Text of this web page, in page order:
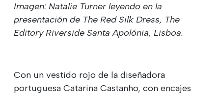
Imagen: Natalie Turner leyendo en la
presentación de The Red Silk Dress, The
Editory Riverside Santa Apolónia, Lisboa.
Con un vestido rojo de la diseñadora
portuguesa Catarina Castanho, con encajes